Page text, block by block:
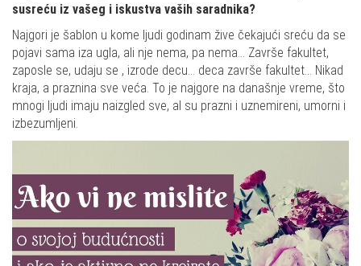
susreću iz vašeg i iskustva vaših saradnika?
Najgori je šablon u kome ljudi godinam žive čekajući sreću da se
pojavi sama iza ugla, ali nje nema, pa nema… Završe fakultet,
zaposle se, udaju se , izrode decu… deca završe fakultet… Nikad
kraja, a praznina sve veća. To je najgore na današnje vreme, što
mnogi ljudi imaju naizgled sve, al su prazni i uznemireni, umorni i
izbezumljeni.